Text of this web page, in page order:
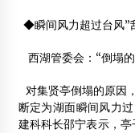
思越木结构公司
◆瞬间风力超过台风”
西湖管委会：“倒塌
对集贤亭倒塌的原因
断定为湖面瞬间风力
建科科长邵宁表示，